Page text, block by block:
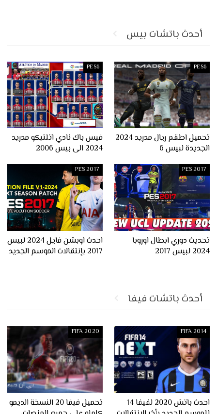
أحدث باتشات بيس
PES6
تحميل اطقم ريال مدريد 2024
الجديدة لبيس 6
PES6
فيس باك نادي اتلتيكو مدريد
2024 الى بيس 2006
PES 2017
تحديث دوري ابطال اوروبا
2024 لبيس 2017
PES 2017
احدث اوبشن فايل 2024 لبيس
2017 بإنتقالات الموسم الجديد
أحدث باتشات فيفا
FIFA 2014
احدث باتش 2020 لفيفا 14
FIFA 2020
تحميل فيفا 20 النسخة الديمو